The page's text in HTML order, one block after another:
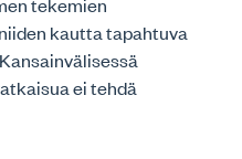
kautta tapahtuva
ei tehdä